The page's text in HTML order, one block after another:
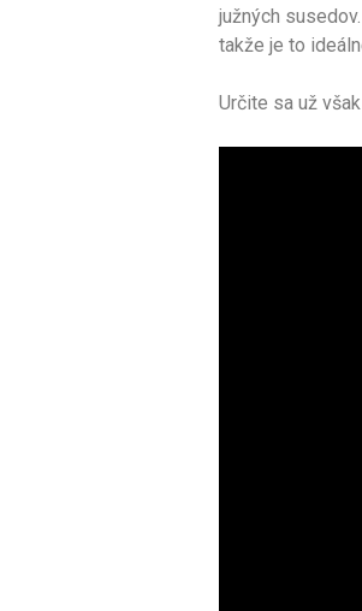
južných
takže je to
Určite sa už